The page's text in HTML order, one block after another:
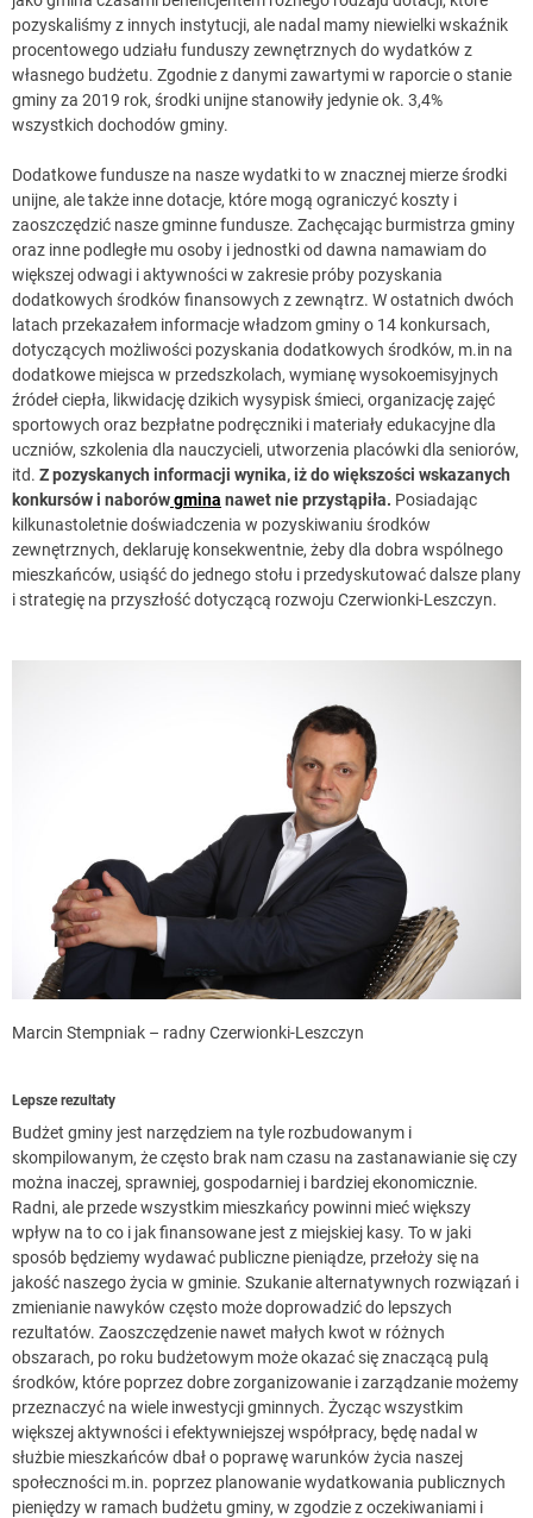
pozyskaliśmy z innych instytucji, ale nadal mamy niewielki wskaźnik
procentowego udziału funduszy zewnętrznych do wydatków z
własnego budżetu. Zgodnie z danymi zawartymi w raporcie o stanie
gminy za 2019 rok, środki unijne stanowiły jedynie ok. 3,4%
wszystkich dochodów gminy.
Dodatkowe fundusze na nasze wydatki to w znacznej mierze środki
unijne, ale także inne dotacje, które mogą ograniczyć koszty i
zaoszczędzić nasze gminne fundusze. Zachęcając burmistrza gminy
oraz inne podległe mu osoby i jednostki od dawna namawiam do
większej odwagi i aktywności w zakresie próby pozyskania
dodatkowych środków finansowych z zewnątrz. W ostatnich dwóch
latach przekazałem informacje władzom gminy o 14 konkursach,
dotyczących możliwości pozyskania dodatkowych środków, m.in na
dodatkowe miejsca w przedszkolach, wymianę wysokoemisyjnych
źródeł ciepła, likwidację dzikich wysypisk śmieci, organizację zajęć
sportowych oraz bezpłatne podręczniki i materiały edukacyjne dla
uczniów, szkolenia dla nauczycieli, utworzenia placówki dla seniorów,
itd. Z pozyskanych informacji wynika, iż do większości wskazanych
konkursów i naborówgmina nawet nie przystąpiła. Posiadając
kilkunastoletnie doświadczenia w pozyskiwaniu środków
zewnętrznych, deklaruję konsekwentnie, żeby dla dobra wspólnego
mieszkańców, usiąść do jednego stołu i przedyskutować dalsze plany
i strategię na przyszłość dotyczącą rozwoju Czerwionki-Leszczyn.
Marcin Stempniak – radny Czerwionki-Leszczyn
Lepsze rezultaty
Budżet gminy jest narzędziem na tyle rozbudowanym i
skompilowanym, że często brak nam czasu na zastanawianie się czy
można inaczej, sprawniej, gospodarniej i bardziej ekonomicznie.
Radni, ale przede wszystkim mieszkańcy powinni mieć większy
wpływ na to co i jak finansowane jest z miejskiej kasy. To w jaki
sposób będziemy wydawać publiczne pieniądze, przełoży się na
jakość naszego życia w gminie. Szukanie alternatywnych rozwiązań i
zmienianie nawyków często może doprowadzić do lepszych
rezultatów. Zaoszczędzenie nawet małych kwot w różnych
obszarach, po roku budżetowym może okazać się znaczącą pulą
środków, które poprzez dobre zorganizowanie i zarządzanie możemy
przeznaczyć na wiele inwestycji gminnych. Życząc wszystkim
większej aktywności i efektywniejszej współpracy, będę nadal w
służbie mieszkańców dbał o poprawę warunków życia naszej
społeczności m.in. poprzez planowanie wydatkowania publicznych
pieniędzy w ramach budżetu gminy, w zgodzie z oczekiwaniami i